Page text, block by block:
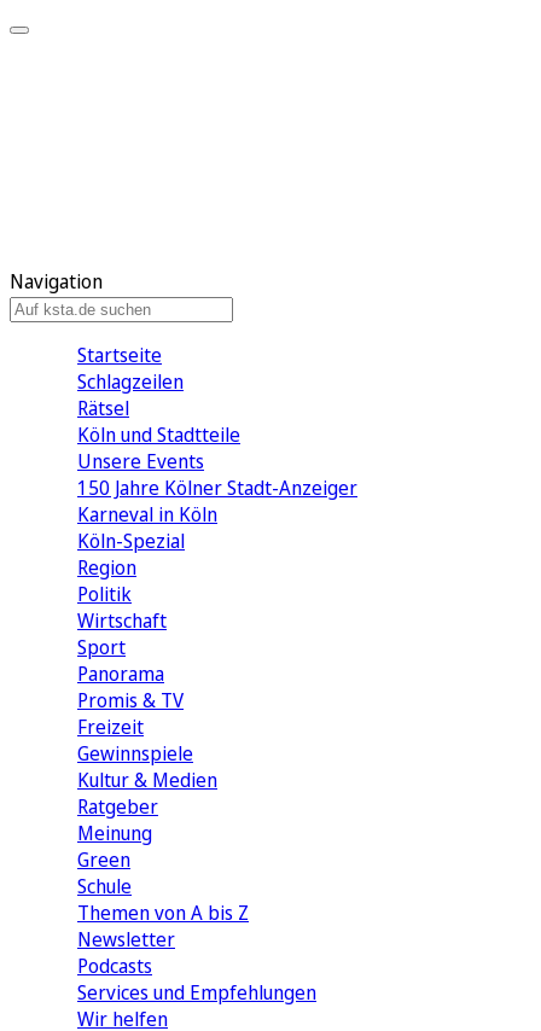
Navigation
Startseite
Schlagzeilen
Rätsel
Köln und Stadtteile
Unsere Events
150 Jahre Kölner Stadt-Anzeiger
Karneval in Köln
Köln-Spezial
Region
Politik
Wirtschaft
Sport
Panorama
Promis & TV
Freizeit
Gewinnspiele
Kultur & Medien
Ratgeber
Meinung
Green
Schule
Themen von A bis Z
Newsletter
Podcasts
Services und Empfehlungen
Wir helfen